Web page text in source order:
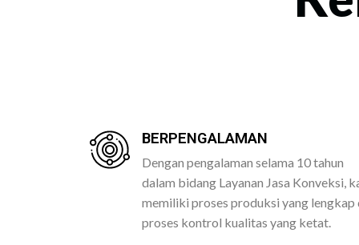
BERPENGALAMAN
Dengan pengalaman selama 10 tahun
dalam bidang Layanan Jasa Konveksi,
memiliki proses produksi yang lengkap
proses kontrol kualitas yang ketat.